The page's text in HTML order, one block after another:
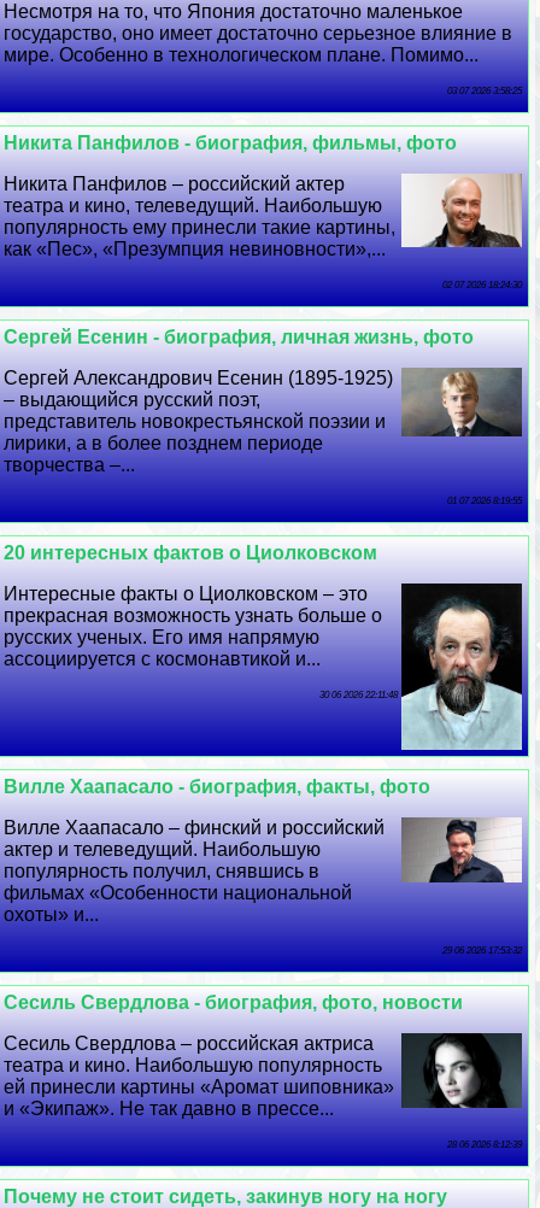
Несмотря на то, что Япония достаточно маленькое
государство, оно имеет достаточно серьезное влияние в
мире. Особенно в технологическом плане. Помимо...
03 07 2026 3:58:25
Никита Панфилов - биография, фильмы, фото
Никита Панфилов – российский актер
театра и кино, телеведущий. Наибольшую
популярность ему принесли такие картины,
как «Пес», «Презумпция невиновности»,...
02 07 2026 18:24:30
Сергeй Есенин - биография, личная жизнь, фото
Сергeй Александрович Есенин (1895-1925)
– выдающийся русский поэт,
представитель новокрестьянской поэзии и
лирики, а в более позднем периоде
творчества –...
01 07 2026 8:19:55
20 интересных фактов о Циолковском
Интересные факты о Циолковском – это
прекрасная возможность узнать больше о
русских ученых. Его имя напрямую
ассоциируется с космонавтикой и...
30 06 2026 22:11:48
Вилле Хаапасало - биография, факты, фото
Вилле Хаапасало – финский и российский
актер и телеведущий. Наибольшую
популярность получил, снявшись в
фильмах «Особенности национальной
охоты» и...
29 06 2026 17:53:32
Сесиль Свердлова - биография, фото, новости
Сесиль Свердлова – российская актриса
театра и кино. Наибольшую популярность
ей принесли картины «Аромат шиповника»
и «Экипаж». Не так давно в прессе...
28 06 2026 8:12:39
Почему не стоит сидеть, закинув ногу на ногу